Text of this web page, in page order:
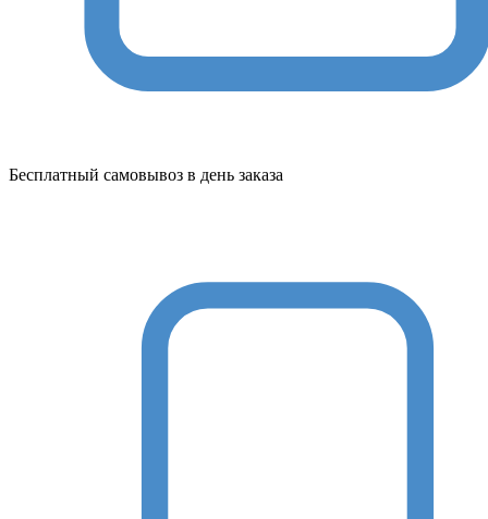
Бесплатный самовывоз в день заказа